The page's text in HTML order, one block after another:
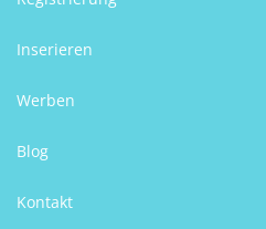
Inserieren
Werben
Blog
Kontakt